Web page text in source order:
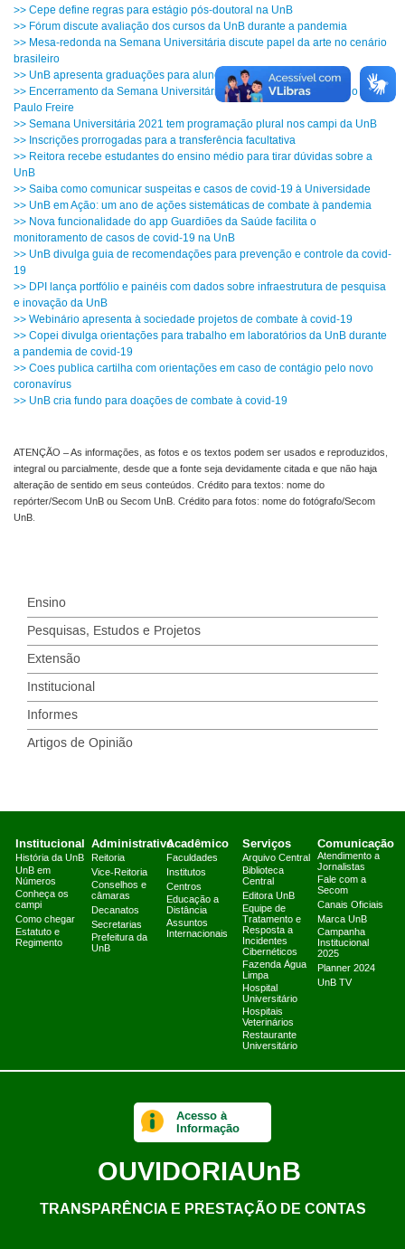
>> Cepe define regras para estágio pós-doutoral na UnB
>> Fórum discute avaliação dos cursos da UnB durante a pandemia
>> Mesa-redonda na Semana Universitária discute papel da arte no cenário
brasileiro
>> UnB apresenta graduações para alunos do ensino médio
>> Encerramento da Semana Universitária traz debate sobre o legado de
Paulo Freire
>> Semana Universitária 2021 tem programação plural nos campi da UnB
>> Inscrições prorrogadas para a transferência facultativa
>> Reitora recebe estudantes do ensino médio para tirar dúvidas sobre a
UnB
>> Saiba como comunicar suspeitas e casos de covid-19 à Universidade
>> UnB em Ação: um ano de ações sistemáticas de combate à pandemia
>> Nova funcionalidade do app Guardiões da Saúde facilita o
monitoramento de casos de covid-19 na UnB
>> UnB divulga guia de recomendações para prevenção e controle da covid-
19
>> DPI lança portfólio e painéis com dados sobre infraestrutura de pesquisa
e inovação da UnB
>> Webinário apresenta à sociedade projetos de combate à covid-19
>> Copei divulga orientações para trabalho em laboratórios da UnB durante
a pandemia de covid-19
>> Coes publica cartilha com orientações em caso de contágio pelo novo
coronavírus
>> UnB cria fundo para doações de combate à covid-19
ATENÇÃO – As informações, as fotos e os textos podem ser usados e reproduzidos,
integral ou parcialmente, desde que a fonte seja devidamente citada e que não haja
alteração de sentido em seus conteúdos. Crédito para textos: nome do
repórter/Secom UnB ou Secom UnB. Crédito para fotos: nome do fotógrafo/Secom
UnB.
Ensino
Pesquisas, Estudos e Projetos
Extensão
Institucional
Informes
Artigos de Opinião
Institucional
História da UnB
UnB em
Números
Conheça os
campi
Como chegar
Estatuto e
Regimento
Administrativo
Reitoria
Vice-Reitoria
Conselhos e
câmaras
Decanatos
Secretarias
Prefeitura da
UnB
Acadêmico
Faculdades
Institutos
Centros
Educação a
Distância
Assuntos
Internacionais
Serviços
Arquivo Central
Biblioteca
Central
Editora UnB
Equipe de
Tratamento e
Resposta a
Incidentes
Cibernéticos
Fazenda Água
Limpa
Hospital
Universitário
Hospitais
Veterinários
Restaurante
Universitário
Comunicação
Atendimento a
Jornalistas
Fale com a
Secom
Canais Oficiais
Marca UnB
Campanha
Institucional
2025
Planner 2024
UnB TV
Acesso à
Informação
OUVIDORIAUnB
TRANSPARÊNCIA E PRESTAÇÃO DE CONTAS